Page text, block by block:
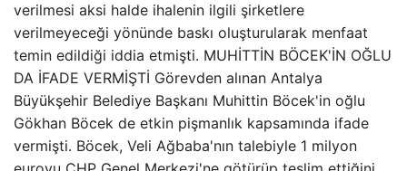
verilmesi aksi halde ihalenin ilgili şirketlere
verilmeyeceği yönünde baskı oluşturularak menfaat
temin edildiği iddia etmişti. MUHİTTİN BÖCEK'İN OĞLU
DA İFADE VERMİŞTİ Görevden alınan Antalya
Büyükşehir Belediye Başkanı Muhittin Böcek'in oğlu
Gökhan Böcek de etkin pişmanlık kapsamında ifade
vermişti. Böcek, Veli Ağbaba'nın talebiyle 1 milyon